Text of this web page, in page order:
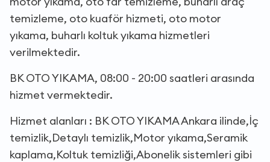
temizleme, oto kuaför hizmeti, oto motor
yıkama, buharlı koltuk yıkama hizmetleri
verilmektedir.
BK OTO YIKAMA, 08:00 - 20:00 saatleri arasında
hizmet vermektedir.
Hizmet alanları : BK OTO YIKAMA Ankara ilinde,İç
temizlik,Detaylı temizlik,Motor yıkama,Seramik
kaplama,Koltuk temizliği,Abonelik sistemleri gibi